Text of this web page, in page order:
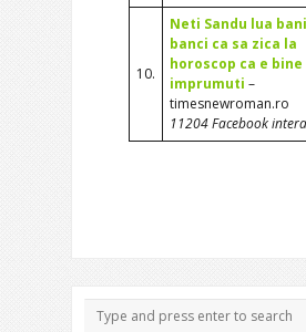
10.
Neti Sandu lua
banci ca sa zica la
horoscop ca e bine
imprumuti –
timesnewroman.ro
11204 Facebook